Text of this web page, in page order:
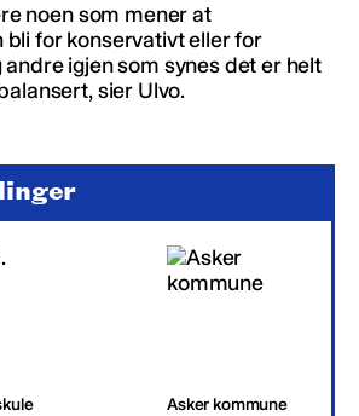
noen som mener at
for konservativt eller for
igjen som synes det er helt
sier Ulvo.
Asker kommune